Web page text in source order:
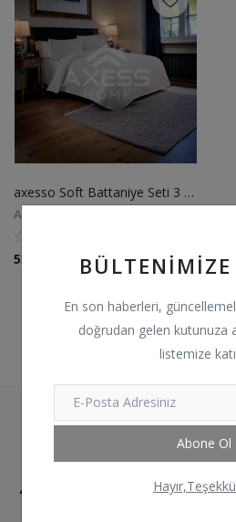
Kolay İade
Giriş
Hesap Oluştur
Konum
En son haberleri,
doğrudan gelen kutunuza
listemize
Abone Ol
axesso Soft Battaniye Seti 3 Parça (220x240-2*50x70)
Axess Home
550